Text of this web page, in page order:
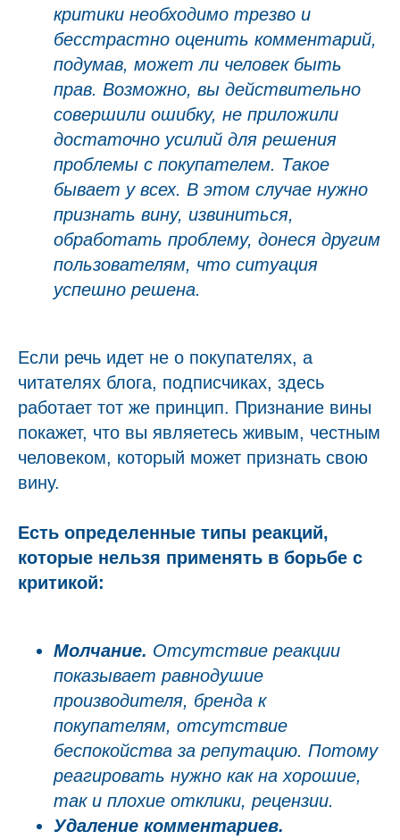
критики необходимо трезво и
бесстрастно оценить комментарий,
подумав, может ли человек быть
прав. Возможно, вы действительно
совершили ошибку, не приложили
достаточно усилий для решения
проблемы с покупателем. Такое
бывает у всех. В этом случае нужно
признать вину, извиниться,
обработать проблему, донеся другим
пользователям, что ситуация
успешно решена.
Если речь идет не о покупателях, а
читателях блога, подписчиках, здесь
работает тот же принцип. Признание вины
покажет, что вы являетесь живым, честным
человеком, который может признать свою
вину.
Есть определенные типы реакций,
которые нельзя применять в борьбе с
критикой:
Молчание. Отсутствие реакции
показывает равнодушие
производителя, бренда к
покупателям, отсутствие
беспокойства за репутацию. Потому
реагировать нужно как на хорошие,
так и плохие отклики, рецензии.
Удаление комментариев.